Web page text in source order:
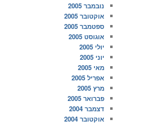
נובמבר 2005
אוקטובר 2005
ספטמבר 2005
אוגוסט 2005
יולי 2005
יוני 2005
מאי 2005
אפריל 2005
מרץ 2005
פברואר 2005
דצמבר 2004
אוקטובר 2004